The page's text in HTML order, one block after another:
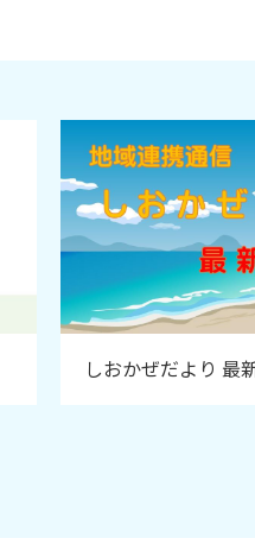
しおかぜだより 最